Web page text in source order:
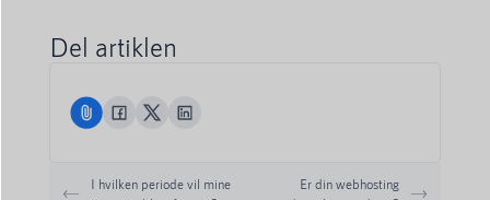
Del artiklen
I hvilken periode vil mine
Er din webhosting